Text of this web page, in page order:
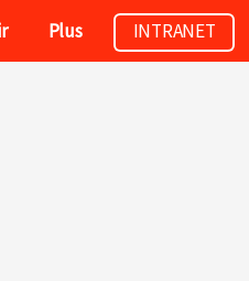
Plus INTRANET